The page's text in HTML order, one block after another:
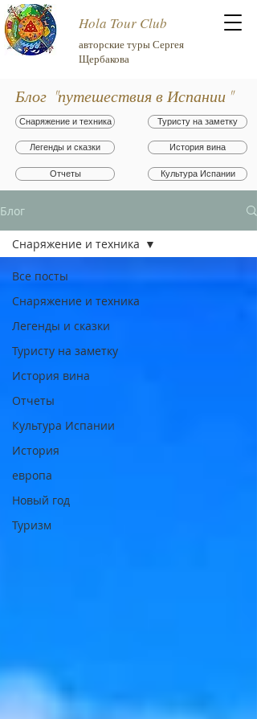
Hola Tour Club
авторские туры Сергея
Щербакова
Блог "путешествия в Испании"
Снаряжение и техника
Легенды и сказки
Отчеты
Туристу на заметку
История вина
Культура Испании
Блог
Все посты
Снаряжение и техника
Легенды и сказки
Туристу на заметку
История вина
Отчеты
Культура Испании
История
европа
Новый год
Туризм
Снаряжение и техника